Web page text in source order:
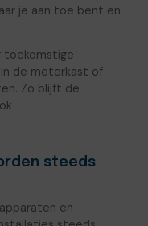
je aan toe bent en
toekomstige
de meterkast of
Zo blijft de
steeds
en